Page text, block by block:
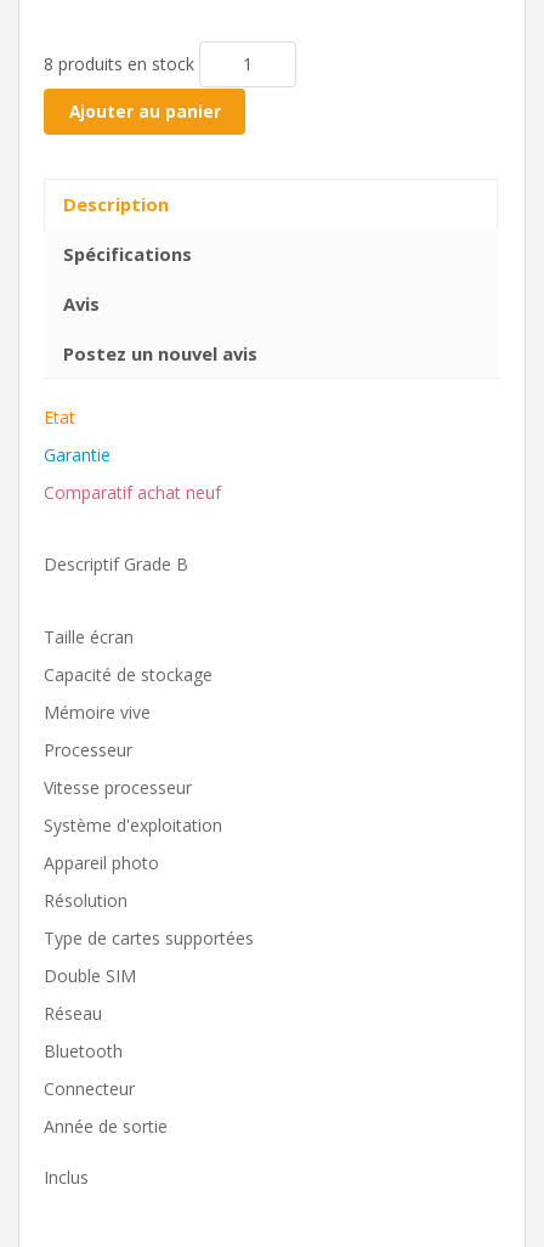
8 produits en stock
Ajouter au panier
Description
Spécifications
Avis
Postez un nouvel avis
Etat
Garantie
Comparatif achat neuf
Descriptif Grade B
Taille écran
Capacité de stockage
Mémoire vive
Processeur
Vitesse processeur
Système d'exploitation
Appareil photo
Résolution
Type de cartes supportées
Double SIM
Réseau
Bluetooth
Connecteur
Année de sortie
Inclus